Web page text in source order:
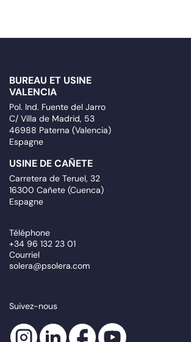
BUREAU ET USINE
VALENCIA
Pol. Ind. Fuente del Jarro
C/ Villa de Madrid, 53
46988 Paterna (Valencia)
Espagne
USINE DE CAÑETE
Carretera de Teruel, 32
16300 Cañete (Cuenca)
Espagne
Téléphone
+34 96 132 23 01
Courriel
solera@psolera.com
Suivez-nous